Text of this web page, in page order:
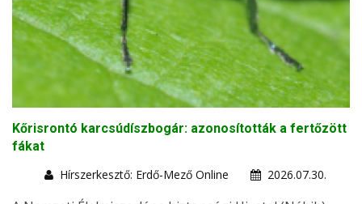
Kőrisrontó karcsúdíszbogár: azonosították a fertőzött
fákat
Hírszerkesztő: Erdő-Mező Online
2026.07.30.